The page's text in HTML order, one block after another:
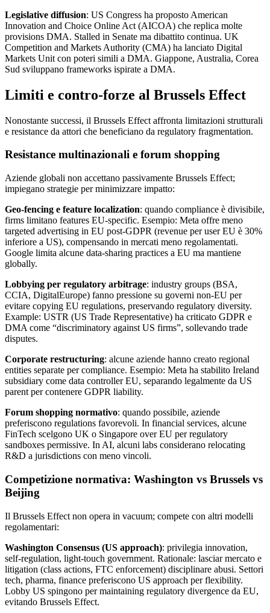
Legislative diffusion: US Congress ha proposto American
Innovation and Choice Online Act (AICOA) che replica molte
provisions DMA. Stalled in Senate ma dibattito continua. UK
Competition and Markets Authority (CMA) ha lanciato Digital
Markets Unit con poteri simili a DMA. Giappone, Australia, Corea
Sud sviluppano frameworks ispirate a DMA.
Limiti e contro-forze al Brussels Effect
Nonostante successi, il Brussels Effect affronta limitazioni strutturali
e resistance da attori che beneficiano da regulatory fragmentation.
Resistance multinazionali e forum shopping
Aziende globali non accettano passivamente Brussels Effect;
impiegano strategie per minimizzare impatto:
Geo-fencing e feature localization: quando compliance è divisibile,
firms limitano features EU-specific. Esempio: Meta offre meno
targeted advertising in EU post-GDPR (revenue per user EU è 30%
inferiore a US), compensando in mercati meno regolamentati.
Google limita alcune data-sharing practices a EU ma mantiene
globally.
Lobbying per regulatory arbitrage: industry groups (BSA,
CCIA, DigitalEurope) fanno pressione su governi non-EU per
evitare copying EU regulations, preservando regulatory diversity.
Example: USTR (US Trade Representative) ha criticato GDPR e
DMA come “discriminatory against US firms”, sollevando trade
disputes.
Corporate restructuring: alcune aziende hanno creato regional
entities separate per compliance. Esempio: Meta ha stabilito Ireland
subsidiary come data controller EU, separando legalmente da US
parent per contenere GDPR liability.
Forum shopping normativo: quando possibile, aziende
preferiscono regulations favorevoli. In financial services, alcune
FinTech scelgono UK o Singapore over EU per regulatory
sandboxes permissive. In AI, alcuni labs considerano relocating
R&D a jurisdictions con meno vincoli.
Competizione normativa: Washington vs Brussels vs
Beijing
Il Brussels Effect non opera in vacuum; compete con altri modelli
regolamentari:
Washington Consensus (US approach): privilegia innovation,
self-regulation, light-touch government. Rationale: lasciar mercato e
litigation (class actions, FTC enforcement) disciplinare abusi. Settori
tech, pharma, finance preferiscono US approach per flexibility.
Lobby US spingono per maintaining regulatory divergence da EU,
evitando Brussels Effect.